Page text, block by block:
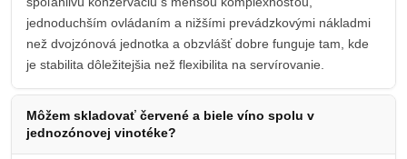
jednoduchším ovládaním a nižšími prevádzkovými nákladmi
než dvojzónová jednotka a obzvlášť dobre funguje tam, kde
je stabilita dôležitejšia než flexibilita na servírovanie.
Môžem skladovať červené a biele víno spolu v
jednozónovej vinotéke?